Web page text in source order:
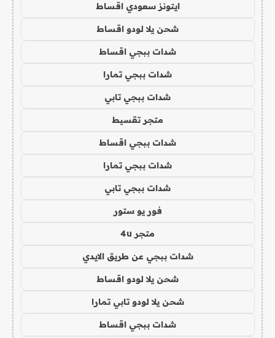
ايتونز سعودي اقساط
شحن يلا لودو اقساط
شدات ببجي اقساط
شدات ببجي تمارا
شدات ببجي تابي
متجر تقسيط
شدات ببجي اقساط
شدات ببجي تمارا
شدات ببجي تابي
فور يو ستور
متجر 4u
شدات ببجي عن طريق الايدي
شحن يلا لودو اقساط
شحن يلا لودو تابي تمارا
شدات ببجي اقساط